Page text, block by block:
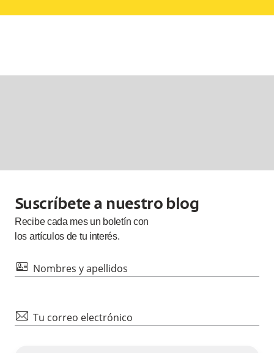
Suscríbete a nuestro blog
Recibe cada mesun boletín con
los artículos de tu interés.
id Nombres y apellidos
mail Tu correo electrónico